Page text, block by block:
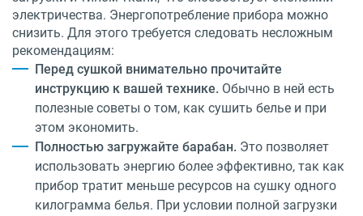
электричества. Энергопотребление прибора можно
снизить. Для этого требуется следовать несложным
рекомендациям:
Перед сушкой внимательно прочитайте
инструкцию к вашей технике. Обычно в ней есть
полезные советы о том, как сушить белье и при
этом экономить.
Полностью загружайте барабан. Это позволяет
использовать энергию более эффективно, так как
прибор тратит меньше ресурсов на сушку одного
килограмма белья. При условии полной загрузки